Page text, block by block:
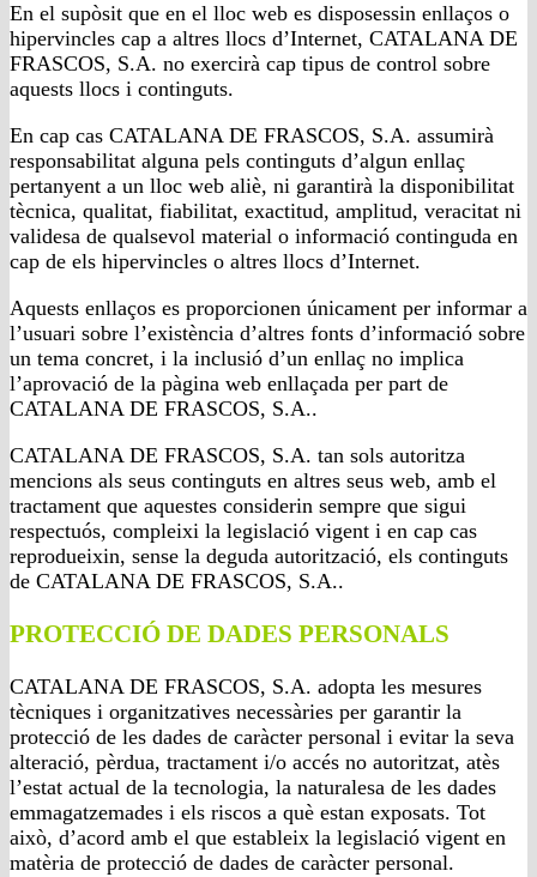
En el supòsit que en el lloc web es disposessin enllaços o
hipervincles cap a altres llocs d’Internet, CATALANA DE
FRASCOS, S.A. no exercirà cap tipus de control sobre
aquests llocs i continguts.
En cap cas CATALANA DE FRASCOS, S.A. assumirà
responsabilitat alguna pels continguts d’algun enllaç
pertanyent a un lloc web aliè, ni garantirà la disponibilitat
tècnica, qualitat, fiabilitat, exactitud, amplitud, veracitat ni
validesa de qualsevol material o informació continguda en
cap de els hipervincles o altres llocs d’Internet.
Aquests enllaços es proporcionen únicament per informar a
l’usuari sobre l’existència d’altres fonts d’informació sobre
un tema concret, i la inclusió d’un enllaç no implica
l’aprovació de la pàgina web enllaçada per part de
CATALANA DE FRASCOS, S.A..
CATALANA DE FRASCOS, S.A. tan sols autoritza
mencions als seus continguts en altres seus web, amb el
tractament que aquestes considerin sempre que sigui
respectuós, compleixi la legislació vigent i en cap cas
reprodueixin, sense la deguda autorització, els continguts
de CATALANA DE FRASCOS, S.A..
PROTECCIÓ DE DADES PERSONALS
CATALANA DE FRASCOS, S.A. adopta les mesures
tècniques i organitzatives necessàries per garantir la
protecció de les dades de caràcter personal i evitar la seva
alteració, pèrdua, tractament i/o accés no autoritzat, atès
l’estat actual de la tecnologia, la naturalesa de les dades
emmagatzemades i els riscos a què estan exposats. Tot
això, d’acord amb el que estableix la legislació vigent en
matèria de protecció de dades de caràcter personal.